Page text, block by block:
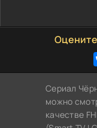
1 2
Сериал
можно
качестве